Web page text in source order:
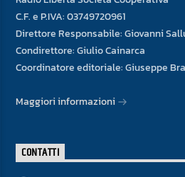
C.F. e P.IVA: 03749720961
Direttore Responsabile: Giovanni
Condirettore: Giulio Cainarca
Coordinatore editoriale: Giuseppe
Maggiori informazioni
CONTATTI